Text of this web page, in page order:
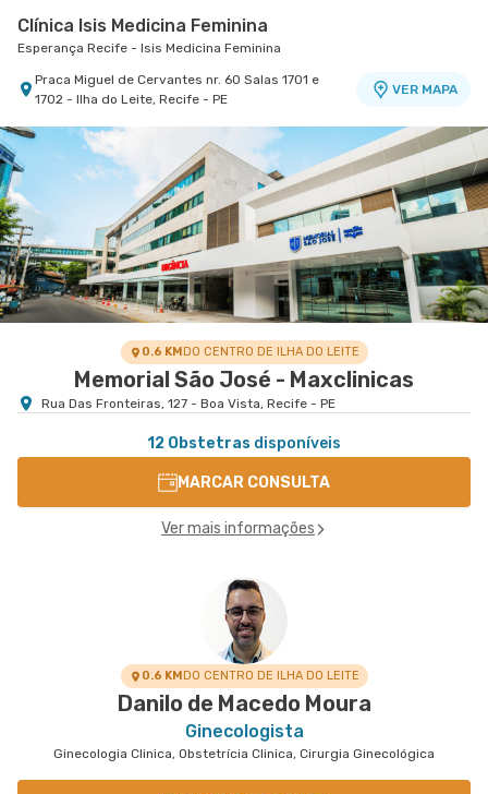
Clínica Isis Medicina Feminina
Esperança Recife - Isis Medicina Feminina
Praca Miguel de Cervantes nr. 60 Salas 1701 e
1702 - Ilha do Leite, Recife - PE
VER MAPA
0.6 KMDO CENTRO DE ILHA DO LEITE
Memorial São José - Maxclinicas
Rua Das Fronteiras, 127 - Boa Vista, Recife - PE
12 Obstetras disponíveis
MARCAR CONSULTA
Ver mais informações
0.6 KMDO CENTRO DE ILHA DO LEITE
Danilo de Macedo Moura
Ginecologista
Ginecologia Clinica, Obstetrícia Clinica, Cirurgia Ginecológica